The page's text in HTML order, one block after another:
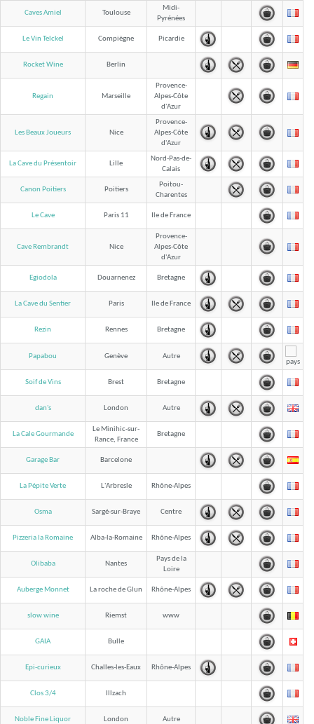
Caves Amiel Toulouse
Midi-
Pyrénées
Le Vin Telckel Compiègne Picardie
Rocket Wine Berlin
Regain Marseille
Provence-
Alpes-Côte
d'Azur
Les Beaux Joueurs Nice
Provence-
Alpes-Côte
d'Azur
La Cave du Présentoir Lille
Nord-Pas-de-
Calais
Canon Poitiers Poitiers
Poitou-
Charentes
Le Cave Paris 11 Ile de France
Cave Rembrandt Nice
Provence-
Alpes-Côte
d'Azur
Egiodola Douarnenez Bretagne
La Cave du Sentier Paris Ile de France
Rezin Rennes Bretagne
Papabou Genève Autre
Soif de Vins Brest Bretagne
dan's London Autre
La Cale Gourmande
Le Minihic-sur-
Rance, France
Bretagne
Garage Bar Barcelone
La Pépite Verte L'Arbresle Rhône-Alpes
Osma Sargé-sur-Braye Centre
Pizzeria la Romaine Alba-la-Romaine Rhône-Alpes
Olibaba Nantes
Pays de la
Loire
Auberge Monnet La roche de Glun Rhône-Alpes
slow wine Riemst www
GAIA Bulle
Epi-curieux Challes-les-Eaux Rhône-Alpes
Clos 3/4 Illzach
Noble Fine Liquor London Autre